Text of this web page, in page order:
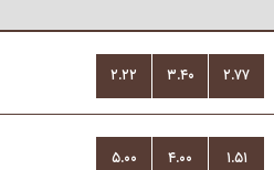
۲.۲۲ ۳.۴۰ ۲.۷۷
۵.۰۰ ۴.۰۰ ۱.۵۱